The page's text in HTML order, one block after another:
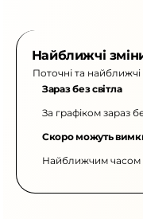
Найближчі
Поточні та
Зараз без світла
За графіком зараз
Скоро можуть
Найближчим часом